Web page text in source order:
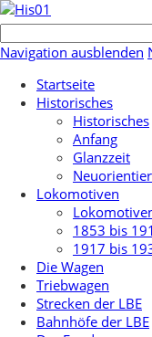
Navigation ausblenden
Startseite
Historisches
Historisches
Anfang
Glanzzeit
Lokomotiven
1853 bis
1917 bis
Die Wagen
Triebwagen
Strecken der LBE
Bahnhöfe der LBE